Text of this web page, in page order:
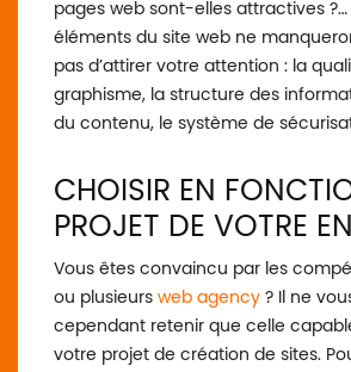
pages web sont-elles attractives ?…
éléments du site web ne
pas d’attirer votre attention : la
graphisme, la structure des
du contenu, le système de
CHOISIR EN
PROJET DE VOTRE
Vous êtes convaincu par les
ou plusieurs web agency ? Il ne
cependant retenir que celle
votre projet de création de sites.